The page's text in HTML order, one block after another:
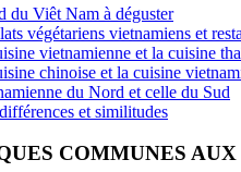
du Viêt Nam à déguster
végétariens vietnamiens et
vietnamienne et la cuisine
chinoise et la cuisine
du Nord et celle du Sud
et similitudes
COMMUNES